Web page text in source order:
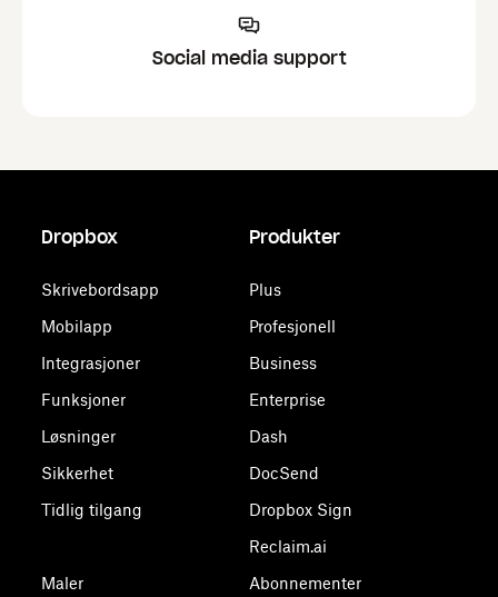
Social media support
Dropbox
Skrivebordsapp
Mobilapp
Integrasjoner
Funksjoner
Løsninger
Sikkerhet
Tidlig tilgang
Maler
Produkter
Plus
Profesjonell
Business
Enterprise
Dash
DocSend
Dropbox Sign
Reclaim.ai
Abonnementer